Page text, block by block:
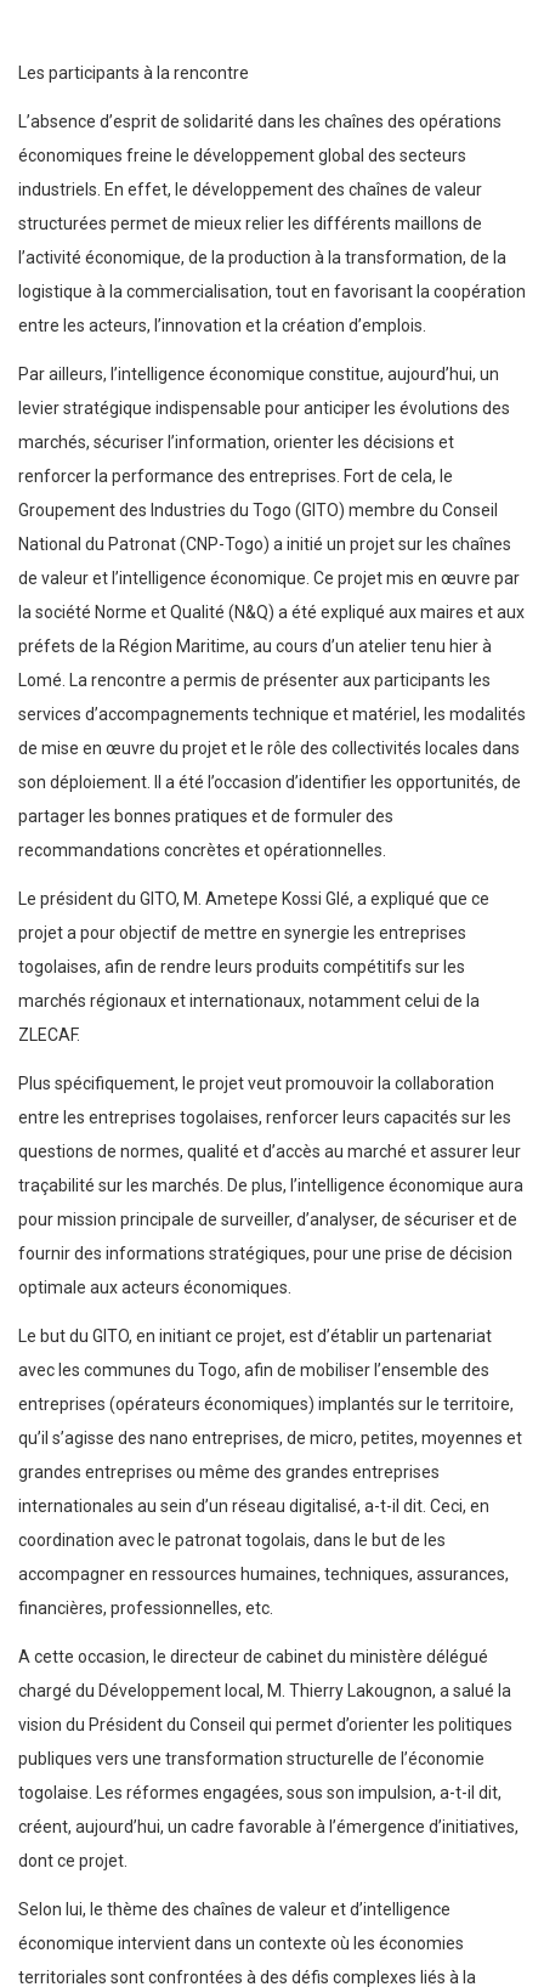
Les participants à la rencontre
L’absence d’esprit de solidarité dans les chaînes des opérations
économiques freine le développement global des secteurs
industriels. En effet, le développement des chaînes de valeur
structurées permet de mieux relier les différents maillons de
l’activité économique, de la production à la transformation, de la
logistique à la commercialisation, tout en favorisant la coopération
entre les acteurs, l’innovation et la création d’emplois.
Par ailleurs, l’intelligence économique constitue, aujourd’hui, un
levier stratégique indispensable pour anticiper les évolutions des
marchés, sécuriser l’information, orienter les décisions et
renforcer la performance des entreprises. Fort de cela, le
Groupement des Industries du Togo (GITO) membre du Conseil
National du Patronat (CNP-Togo) a initié un projet sur les chaînes
de valeur et l’intelligence économique. Ce projet mis en œuvre par
la société Norme et Qualité (N&Q) a été expliqué aux maires et aux
préfets de la Région Maritime, au cours d’un atelier tenu hier à
Lomé. La rencontre a permis de présenter aux participants les
services d’accompagnements technique et matériel, les modalités
de mise en œuvre du projet et le rôle des collectivités locales dans
son déploiement. Il a été l’occasion d’identifier les opportunités, de
partager les bonnes pratiques et de formuler des
recommandations concrètes et opérationnelles.
Le président du GITO, M. Ametepe Kossi Glé, a expliqué que ce
projet a pour objectif de mettre en synergie les entreprises
togolaises, afin de rendre leurs produits compétitifs sur les
marchés régionaux et internationaux, notamment celui de la
ZLECAF.
Plus spécifiquement, le projet veut promouvoir la collaboration
entre les entreprises togolaises, renforcer leurs capacités sur les
questions de normes, qualité et d’accès au marché et assurer leur
traçabilité sur les marchés. De plus, l’intelligence économique aura
pour mission principale de surveiller, d’analyser, de sécuriser et de
fournir des informations stratégiques, pour une prise de décision
optimale aux acteurs économiques.
Le but du GITO, en initiant ce projet, est d’établir un partenariat
avec les communes du Togo, afin de mobiliser l’ensemble des
entreprises (opérateurs économiques) implantés sur le territoire,
qu’il s’agisse des nano entreprises, de micro, petites, moyennes et
grandes entreprises ou même des grandes entreprises
internationales au sein d’un réseau digitalisé, a-t-il dit. Ceci, en
coordination avec le patronat togolais, dans le but de les
accompagner en ressources humaines, techniques, assurances,
financières, professionnelles, etc.
A cette occasion, le directeur de cabinet du ministère délégué
chargé du Développement local, M. Thierry Lakougnon, a salué la
vision du Président du Conseil qui permet d’orienter les politiques
publiques vers une transformation structurelle de l’économie
togolaise. Les réformes engagées, sous son impulsion, a-t-il dit,
créent, aujourd’hui, un cadre favorable à l’émergence d’initiatives,
dont ce projet.
Selon lui, le thème des chaînes de valeur et d’intelligence
économique intervient dans un contexte où les économies
territoriales sont confrontées à des défis complexes liés à la